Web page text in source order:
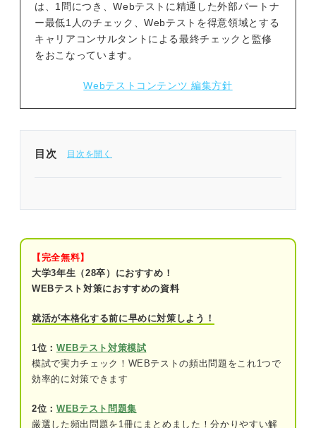
は、1問につき、Webテストに精通した外部パートナ
ー最低1人のチェック、Webテストを得意領域とする
キャリアコンサルタントによる最終チェックと監修
をおこなっています。
Webテストコンテンツ 編集方針
目次
解き方の解説付き！
問題2（難易度：★★★☆☆）
問題3（難易度：★★★★☆）
SPI 英語「長文読解」を対策する際のポイント
長文読解以外の練習問題も解いてみよう！
【完全無料】
大学3年生（28卒）におすすめ！
WEBテスト対策におすすめの資料
就活が本格化する前に早めに対策しよう！
1位： WEBテスト対策模試
模試で実力チェック！WEBテストの頻出問題をこれ1つで
効率的に対策できます
2位： WEBテスト問題集
厳選した頻出問題を1冊にまとめました！分かりやすい解